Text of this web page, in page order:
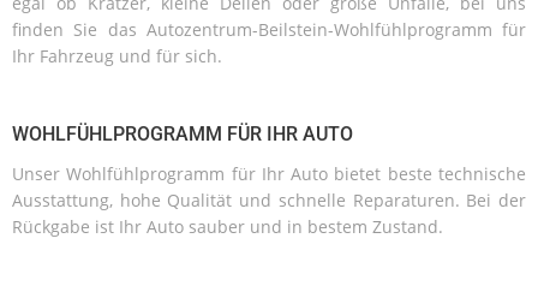
finden Sie das Autozentrum-Beilstein-Wohlfühlprogramm für
Ihr Fahrzeug und für sich.
WOHLFÜHLPROGRAMM FÜR IHR AUTO
Unser Wohlfühlprogramm für Ihr Auto bietet beste technische
Ausstattung, hohe Qualität und schnelle Reparaturen. Bei der
Rückgabe ist Ihr Auto sauber und in bestem Zustand.